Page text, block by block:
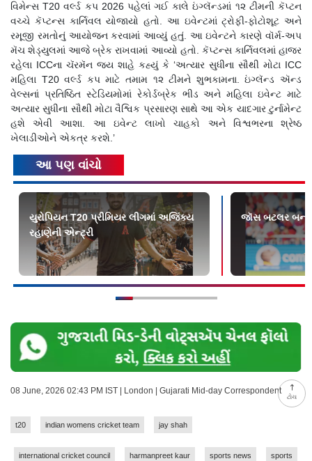
ટોચ
વિમેન્સ T20 વર્લ્ડ કપ 2026 પહેલાં ગઈ કાલે ઇંગ્લૅન્ડમાં ૧૨ ટીમની કૅપ્ટન
વચ્ચે કૅપ્ટન્સ કાર્નિવલ યોજાયો હતો. આ ઇવેન્ટમાં ટ્રોફી-ફોટોશૂટ અને
રમૂજી રમતોનું આયોજન કરવામાં આવ્યું હતું. આ ઇવેન્ટને કારણે વૉર્મ-અપ
મૅચ શેડ્યુલમાં આજે બ્રેક રાખવામાં આવ્યો હતો. કૅપ્ટન્સ કાર્નિવલમાં હાજર
રહેલા ICCના ચૅરમૅન જય શાહે કહ્યું કે ‘અત્યાર સુધીના સૌથી મોટા ICC
મહિલા T20 વર્લ્ડ કપ માટે તમામ ૧૨ ટીમને શુભકામના. ઇંગ્લૅન્ડ ઍન્ડ
વેલ્સનાં પ્રતિષ્ઠિત સ્ટેડિયમોમાં રેકોર્ડબ્રેક ભીડ અને મહિલા ઇવેન્ટ માટે
અત્યાર સુધીના સૌથી મોટા વૈશ્વિક પ્રસારણ સાથે આ એક યાદગાર ટુર્નામેન્ટ
હશે એવી આશા. આ ઇવેન્ટ લાખો ચાહકો અને વિશ્વભરના શ્રેષ્ઠ
ખેલાડીઓને એકત્ર કરશે.’
આ પણ વાંચો
યુરોપિયન T20 પ્રીમિયર લીગમાં અજિંક્ય
રહાણેની એન્ટ્રી
જૉસ બટલર
08 June, 2026 02:43 PM IST | London | Gujarati Mid-day Correspondent
t20 indian womens cricket team jay shah
international cricket council harmanpreet kaur sports news sports